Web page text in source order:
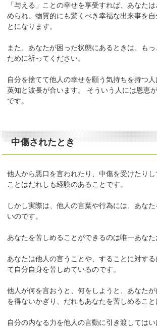
「与える」ことの幸せを享受すれば、あなた
められ、物質的にも驚くべき幸福な出来事を自
とになります。
また、あなたが困った状態にあるときは、も
ために祈ってください。
自分を捨てて他人の幸せを願う気持ちを持つ
英知と波長が合います。 そういう人には恩恵
です。
中傷されたとき
他人から悪口を言われたり、中傷を受けたり
ことはだれしも経験のあることです。
しかし実際は、他人の言葉や行為には、あな
いのです。
あなたを苦しめることができるのは唯一あなた
あなたは他人の言うことや、することに対す
て自分自身を苦しめているのです。
他人が何を言おうと、何をしようと、あなた
を得ないかぎり、だれもあなたを苦しめること
自分の内なる力を他人の言動に引き渡してはい